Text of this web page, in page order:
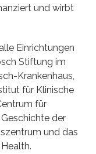
und wirbt
Einrichtungen
Stiftung im
Krankenhaus,
für Klinische
für
der
und das